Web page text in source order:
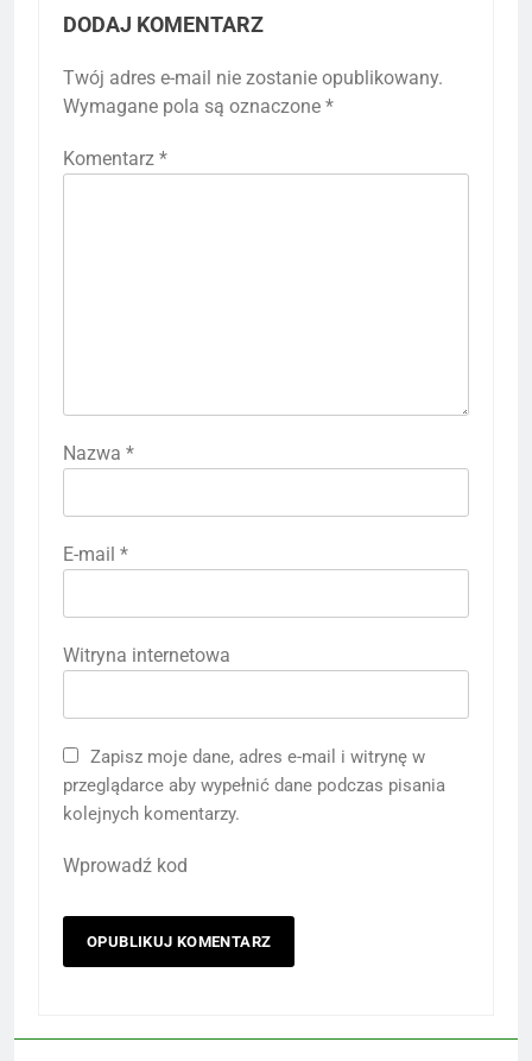
DODAJ KOMENTARZ
Twój adres e-mail nie zostanie opublikowany.
Wymagane pola są oznaczone *
Komentarz *
Nazwa *
E-mail *
Witryna internetowa
Zapisz moje dane, adres e-mail i witrynę w
przeglądarce aby wypełnić dane podczas pisania
kolejnych komentarzy.
Wprowadź kod